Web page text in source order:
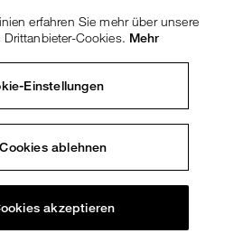
erfahren Sie mehr über unsere
Cookies. Mehr
Einstellungen
ablehnen
akzeptieren